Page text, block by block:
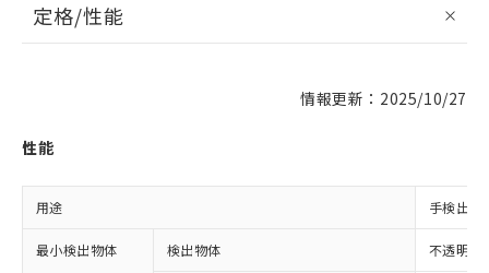
定格/性能
情報更新：2025/10/27
性能
用途 手検出用
最小検出物体 検出物体 不透明体